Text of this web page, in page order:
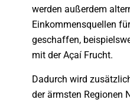
werden außerdem
Einkommensquellen
geschaffen,
mit der Açaí Frucht.
Dadurch wird
der ärmsten Regionen